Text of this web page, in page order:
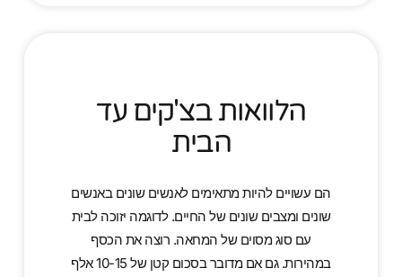
הלוואות בצ'קים עד
הבית
הם עשויים להיות מתאימים לאנשים שונים באנשים
שונים ומצבים שונים של החיים. לדוגמה יזוכה לבית
עם סוג מסוים של המחאה. רוצה את הכסף
במהירות. גם אם מדובר בסכום קטן של 10-15 אלף